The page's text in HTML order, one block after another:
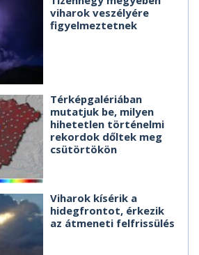
viharok veszélyére
figyelmeztetnek
Térképgalériában
mutatjuk be, milyen
hihetetlen történelmi
rekordok dőltek meg
csütörtökön
Viharok kísérik a
hidegfrontot, érkezik
az átmeneti felfrissülés